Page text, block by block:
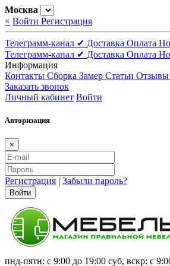
Москва
× Войти Регистрация
Телеграмм-канал ✔ Доставка Оплата
Телеграмм-канал ✔ Доставка Оплата
Информация
Контакты Сборка Замер Статьи Отзывы
Заказать звонок
Личный кабинет Войти
Авторизация
×
Регистрация | Забыли пароль?
Войти
пнд-пятн: с 9:00 до 19:00 суб, вскр: с